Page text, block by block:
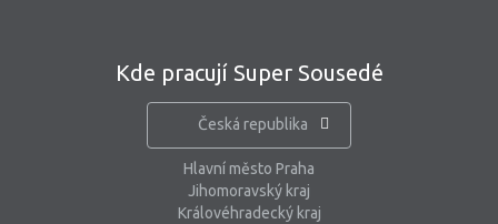
Kde pracují Super Sousedé
Česká republika
Hlavní město Praha
Jihomoravský kraj
Královéhradecký kraj